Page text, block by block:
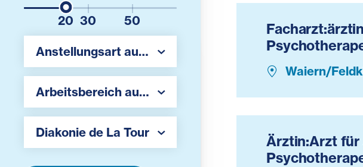
20 30 50
Region auswählen
Anstellungsart auswählen
Region auswählen
Arbeitsbereich auswählen
Arbeitgeber auswählen
Diakonie de La Tour
Waiern/
Ärztin:Arzt für